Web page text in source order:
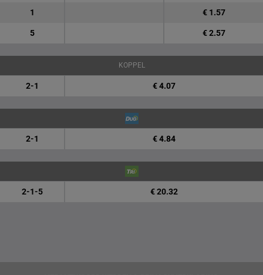
1 € 1.57
5 € 2.57
KOPPEL
2-1 € 4.07
2-1 € 4.84
2-1-5 € 20.32